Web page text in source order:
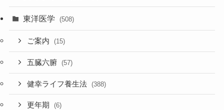
東洋医学 (508)
ご案内 (15)
五臓六腑 (57)
健幸ライフ養生法 (388)
更年期 (6)